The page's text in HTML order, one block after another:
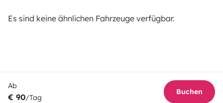
Es sind keine ähnlichen Fahrzeuge verfügbar.
Ab
€ 90/Tag
Buchen